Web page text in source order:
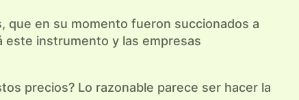
que en su momento fueron succionados a
este instrumento y las empresas
precios? Lo razonable parece ser hacer la